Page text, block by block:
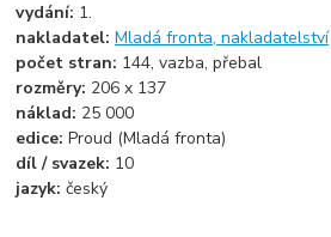
vydání: 1.
nakladatel:Mladá fronta, nakladatelství
počet stran: 144, vazba, přebal
rozměry: 206 x 137
náklad: 25 000
edice:Proud (Mladá fronta)
díl / svazek: 10
jazyk:český